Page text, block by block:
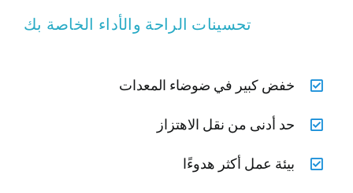
تحسينات الراحة والأداء الخاصة بك
خفض كبير في ضوضاء المعدات
حد أدنى من نقل الاهتزاز
بيئة عمل أكثر هدوءًا